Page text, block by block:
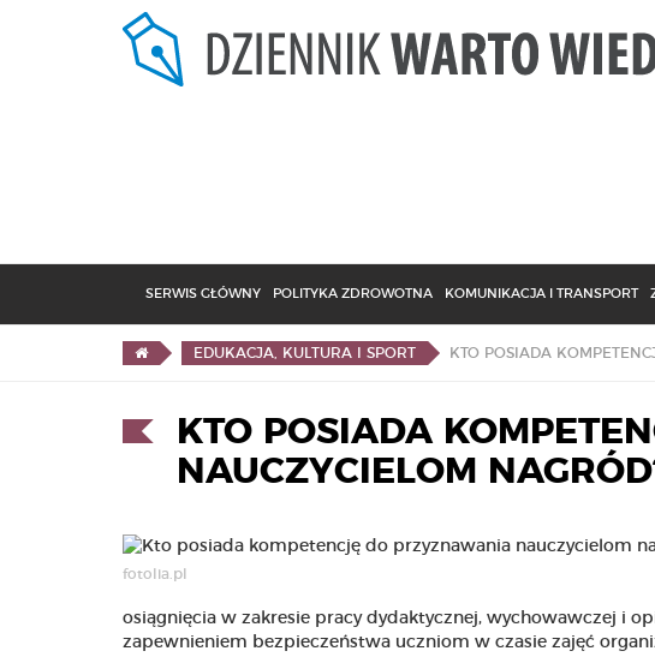
SERWIS GŁÓWNY POLITYKA ZDROWOTNA KOMUNIKACJA I TRANSPORT
EDUKACJA, KULTURA I SPORT
KTO POSIADA
NAUCZYCIELOM
fotolia.pl
osiągnięcia w zakresie pracy dydaktycznej, wychowawczej i
zapewnieniem bezpieczeństwa uczniom w czasie zajęć